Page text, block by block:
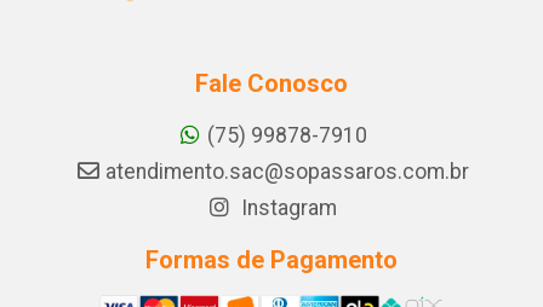
Fale Conosco
(75) 99878-7910
atendimento.sac@sopassaros.com.br
Instagram
Formas de Pagamento